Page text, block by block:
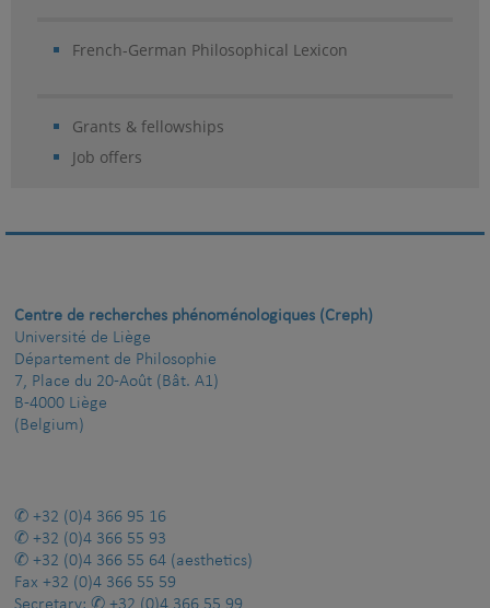
French-German Philosophical Lexicon
Grants & fellowships
Job offers
Centre de recherches phénoménologiques (Creph)
Université de Liège
Département de Philosophie
7, Place du 20-Août (Bât. A1)
B-4000 Liège
(Belgium)
+32 (0)4 366 95 16
+32 (0)4 366 55 93
+32 (0)4 366 55 64 (aesthetics)
Fax +32 (0)4 366 55 59